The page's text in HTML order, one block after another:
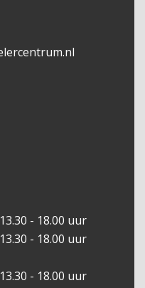
- 18.00 uur
- 18.00 uur
- 18.00 uur